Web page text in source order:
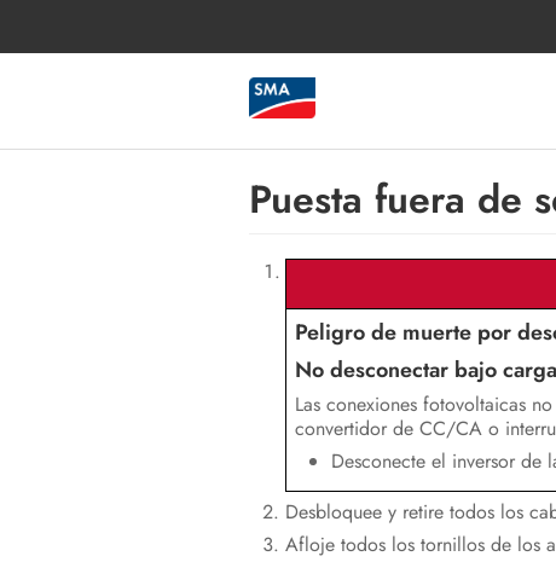
Puesta fuera de
Peligro de muerte por
No desconectar bajo carga
Las conexiones fotovoltaicas
convertidor de CC/CA o
Desconecte el inversor de
Desbloquee y retire todos los
Afloje todos los tornillos de los